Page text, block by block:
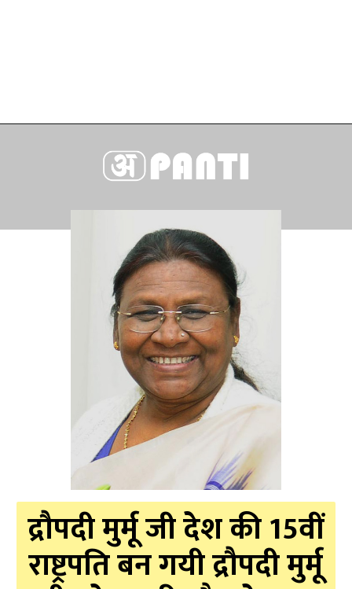
द्रौपदी मुर्मू जी देश की 15वीं
राष्ट्रपति बन गयी द्रौपदी मुर्मू